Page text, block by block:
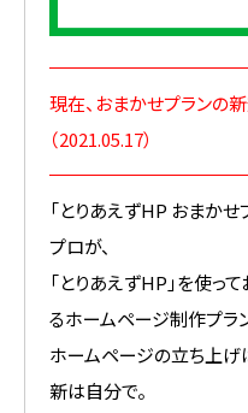
現在、おまかせプランの
（2021.05.17）
「とりあえずHP おまかせ
プロが、
「とりあえずHP」を使っ
るホームページ制作プラ
ホームページの立ち上げ
新は自分で。